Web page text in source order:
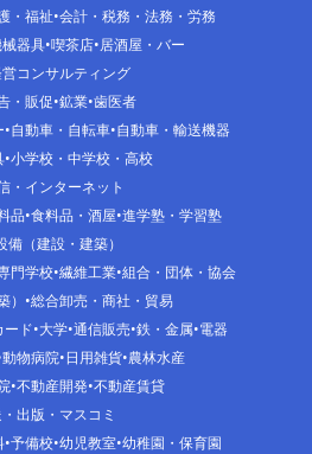
・福祉 会計・税務・法務・労務
器具 喫茶店 居酒屋・バー
コンサルティング
・販促 鉱業 歯医者
自動車・自転車 自動車・輸送機器
小学校・中学校・高校
・インターネット
品 食料品・酒屋 進学塾・学習塾
備（建設・建築）
門学校 繊維工業 組合・団体・協会
）
総合卸売・商社・貿易
ード 大学 通信販売 鉄・金属 電器
動物病院 日用雑貨 農林水産
不動産開発 不動産賃貸
出版・マスコミ
予備校 幼児教室 幼稚園・保育園